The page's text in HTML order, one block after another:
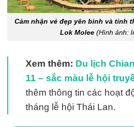
Cảm nhận vẻ đẹp yên bình và tinh
Lok Molee (Hình ảnh:
Xem thêm: Du lịch
11 – sắc màu lễ hội
thêm thông tin các hoạt
tháng lễ hội Thái Lan.